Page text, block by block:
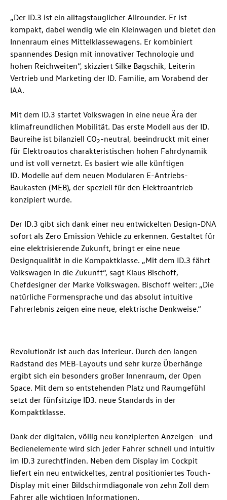
„Der ID.3 ist ein alltagstauglicher Allrounder. Er ist
kompakt, dabei wendig wie ein Kleinwagen und bietet den
Innenraum eines Mittelklassewagens. Er kombiniert
spannendes Design mit innovativer Technologie und
hohen Reichweiten“, skizziert Silke Bagschik, Leiterin
Vertrieb und Marketing der ID. Familie, am Vorabend der
IAA.
Mit dem ID.3 startet Volkswagen in eine neue Ära der
klimafreundlichen Mobilität. Das erste Modell aus der ID.
Baureihe ist bilanziell CO2-neutral, beeindruckt mit einer
für Elektroautos charakteristischen hohen Fahrdynamik
und ist voll vernetzt. Es basiert wie alle künftigen
ID. Modelle auf dem neuen Modularen E-Antriebs-
Baukasten (MEB), der speziell für den Elektroantrieb
konzipiert wurde.
Der ID.3 gibt sich dank einer neu entwickelten Design-DNA
sofort als Zero Emission Vehicle zu erkennen. Gestaltet für
eine elektrisierende Zukunft, bringt er eine neue
Designqualität in die Kompaktklasse. „Mit dem ID.3 fährt
Volkswagen in die Zukunft“, sagt Klaus Bischoff,
Chefdesigner der Marke Volkswagen. Bischoff weiter: „Die
natürliche Formensprache und das absolut intuitive
Fahrerlebnis zeigen eine neue, elektrische Denkweise.“
Revolutionär ist auch das Interieur. Durch den langen
Radstand des MEB-Layouts und sehr kurze Überhänge
ergibt sich ein besonders großer Innenraum, der Open
Space. Mit dem so entstehenden Platz und Raumgefühl
setzt der fünfsitzige ID3. neue Standards in der
Kompaktklasse.
Dank der digitalen, völlig neu konzipierten Anzeigen- und
Bedienelemente wird sich jeder Fahrer schnell und intuitiv
im ID.3 zurechtfinden. Neben dem Display im Cockpit
liefert ein neu entwickeltes, zentral positioniertes Touch-
Display mit einer Bildschirmdiagonale von zehn Zoll dem
Fahrer alle wichtigen Informationen.